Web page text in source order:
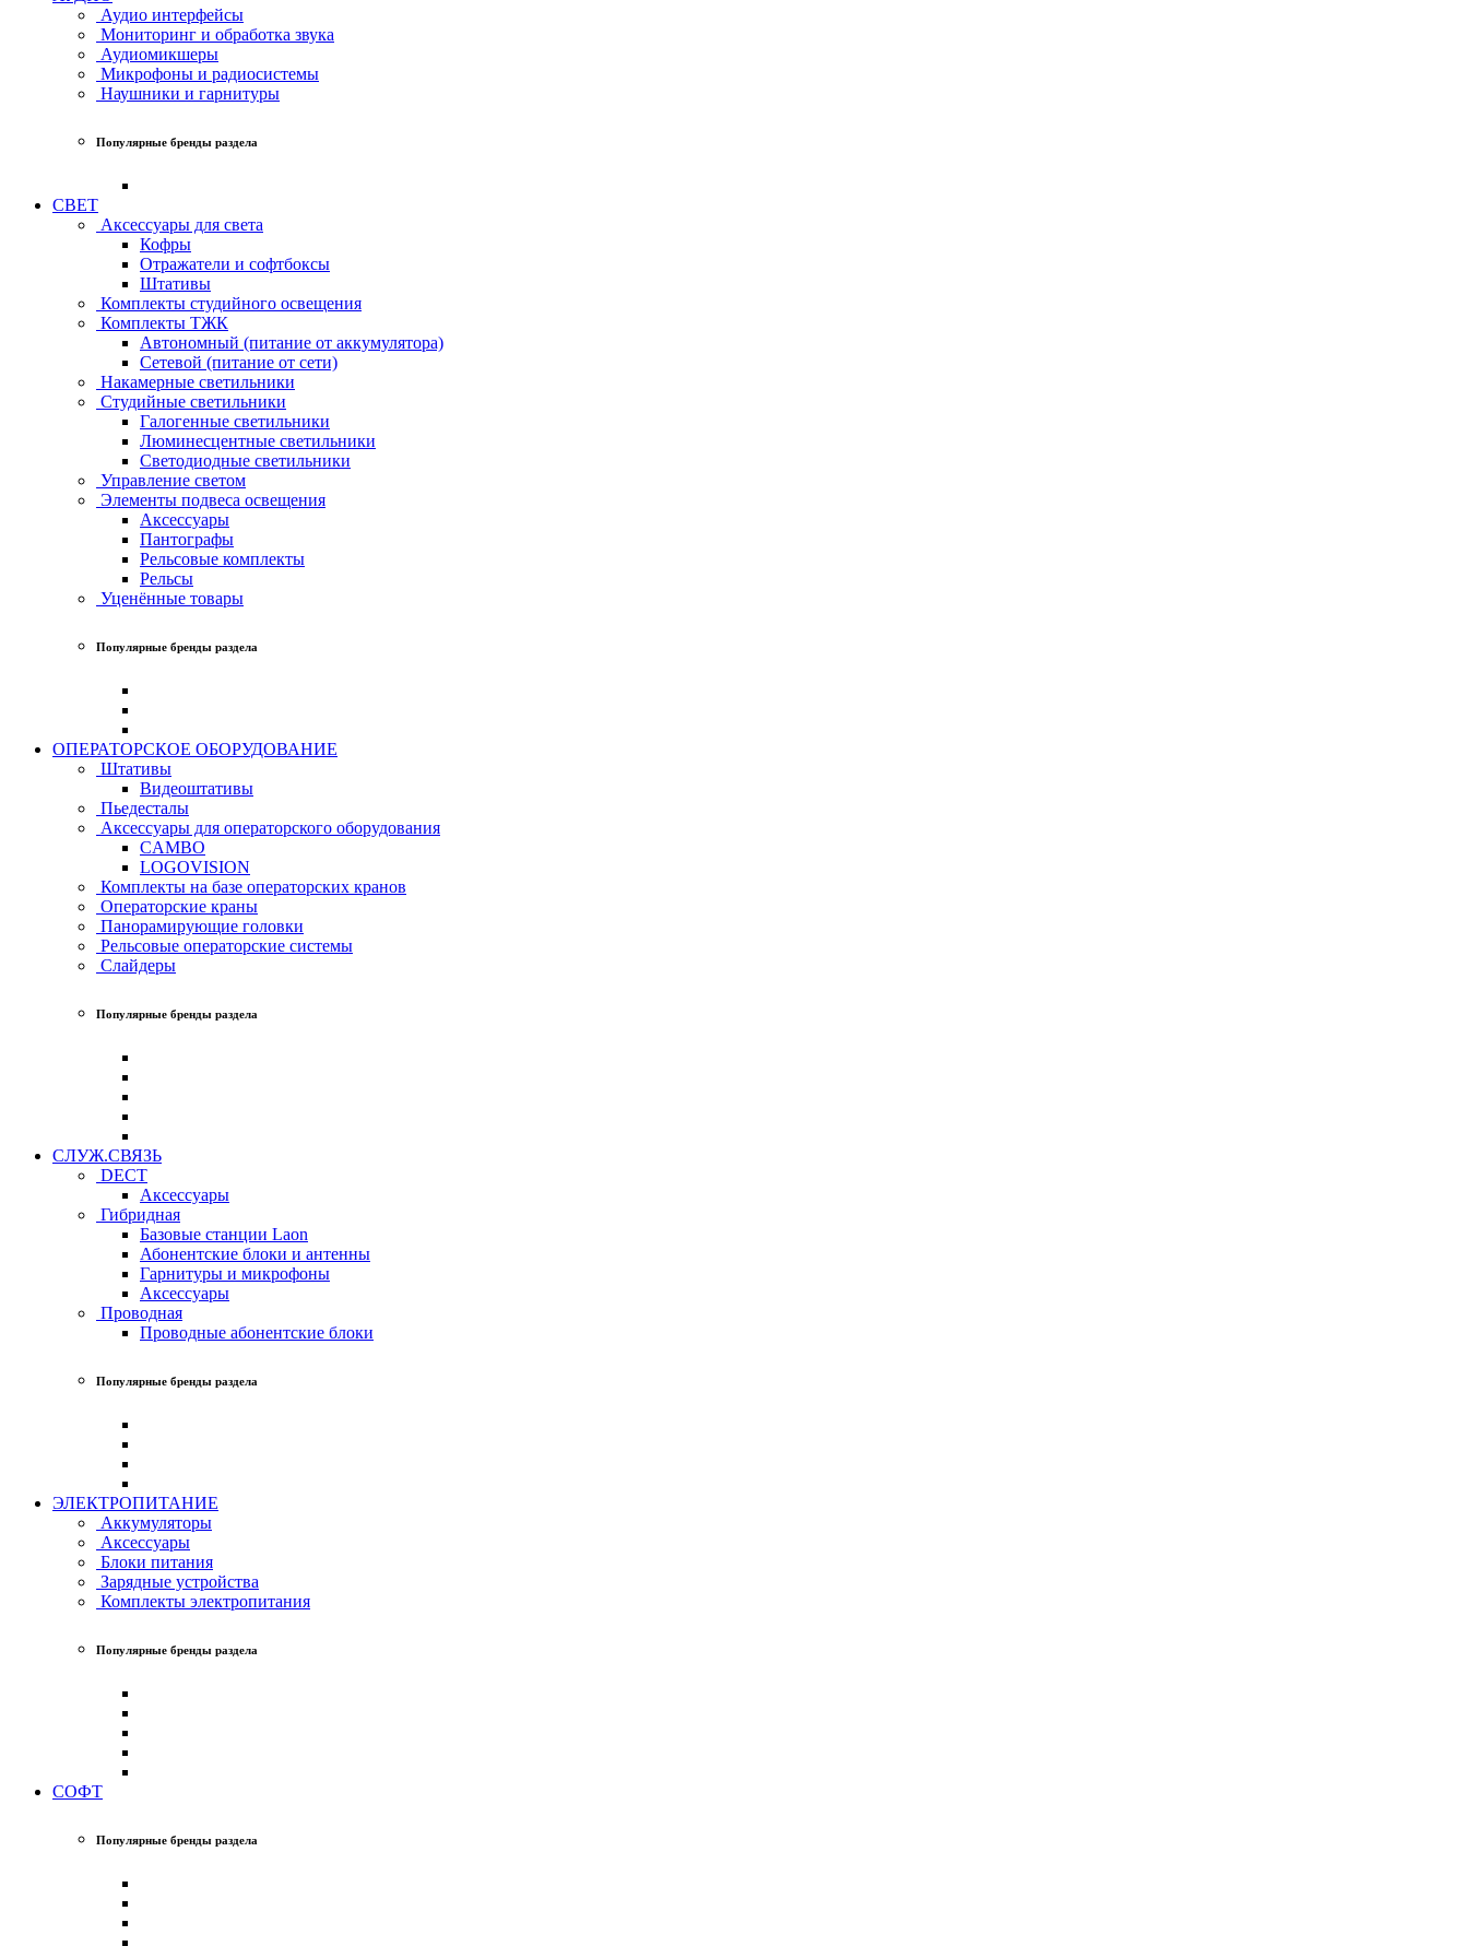
Аудио интерфейсы
Мониторинг и обработка звука
Аудиомикшеры
Микрофоны и радиосистемы
Наушники и гарнитуры
Популярные бренды раздела
СВЕТ
Аксессуары для света
Кофры
Отражатели и софтбоксы
Штативы
Комплекты студийного освещения
Комплекты ТЖК
Автономный (питание от аккумулятора)
Сетевой (питание от сети)
Накамерные светильники
Студийные светильники
Галогенные светильники
Люминесцентные светильники
Светодиодные светильники
Управление светом
Элементы подвеса освещения
Аксессуары
Пантографы
Рельсовые комплекты
Рельсы
Уценённые товары
Популярные бренды раздела
ОПЕРАТОРСКОЕ ОБОРУДОВАНИЕ
Штативы
Видеоштативы
Пьедесталы
Аксессуары для операторского оборудования
CAMBO
LOGOVISION
Комплекты на базе операторских кранов
Операторские краны
Панорамирующие головки
Рельсовые операторские системы
Слайдеры
Популярные бренды раздела
СЛУЖ.СВЯЗЬ
DECT
Аксессуары
Гибридная
Базовые станции Laon
Абонентские блоки и антенны
Гарнитуры и микрофоны
Аксессуары
Проводная
Проводные абонентские блоки
Популярные бренды раздела
ЭЛЕКТРОПИТАНИЕ
Аккумуляторы
Аксессуары
Блоки питания
Зарядные устройства
Комплекты электропитания
Популярные бренды раздела
СОФТ
Популярные бренды раздела